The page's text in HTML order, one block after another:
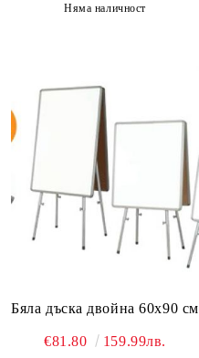
Няма наличност
Бяла дъска двойна 60х90 см
€81.80 159.99лв.